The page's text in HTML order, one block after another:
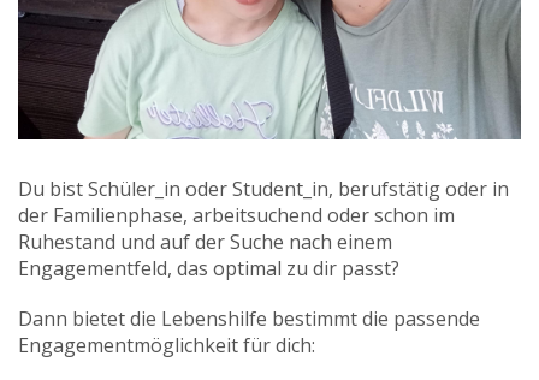
Du bist Schüler_in oder Student_in, berufstätig oder in
der Familienphase, arbeitsuchend oder schon im
Ruhestand und auf der Suche nach einem
Engagementfeld, das optimal zu dir passt?
Dann bietet die Lebenshilfe bestimmt die passende
Engagementmöglichkeit für dich: